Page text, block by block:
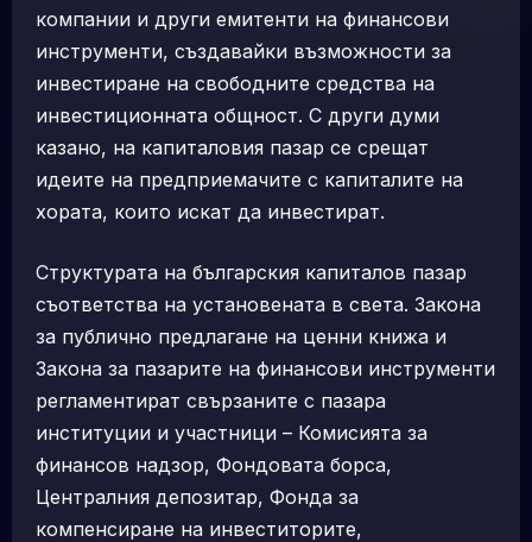
компании и други емитенти на финансови
инструменти, създавайки възможности за
инвестиране на свободните средства на
инвестиционната общност. С други думи
казано, на капиталовия пазар се срещат
идеите на предприемачите с капиталите на
хората, които искат да инвестират.
Структурата на българския капиталов пазар
съответства на установената в света. Закона
за публично предлагане на ценни книжа и
Закона за пазарите на финансови инструменти
регламентират свързаните с пазара
институции и участници – Комисията за
финансов надзор, Фондовата борса,
Централния депозитар, Фонда за
компенсиране на инвеститорите,